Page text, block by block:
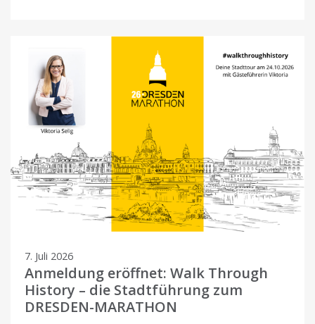
7. Juli 2026
Anmeldung eröffnet: Walk Through
History – die Stadtführung zum
DRESDEN-MARATHON